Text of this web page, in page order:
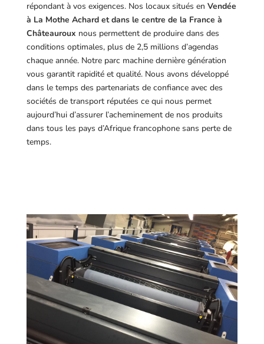
répondant à vos exigences. Nos locaux situés en Vendée
à La Mothe Achard et dans le centre de la France à
Châteauroux nous permettent de produire dans des
conditions optimales, plus de 2,5 millions d’agendas
chaque année. Notre parc machine dernière génération
vous garantit rapidité et qualité. Nous avons développé
dans le temps des partenariats de confiance avec des
sociétés de transport réputées ce qui nous permet
aujourd’hui d’assurer l’acheminement de nos produits
dans tous les pays d’Afrique francophone sans perte de
temps.